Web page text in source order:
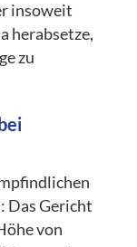
insoweit
herabsetze,
zu
Das Gericht
von